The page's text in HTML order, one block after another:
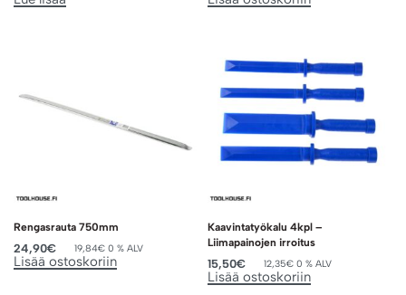
Rengasrauta 750mm
24,90€ 19,84€ 0 % ALV
Lisää ostoskoriin
Kaavintatyökalu 4kpl –
Liimapainojen irroitus
15,50€ 12,35€ 0 % ALV
Lisää ostoskoriin